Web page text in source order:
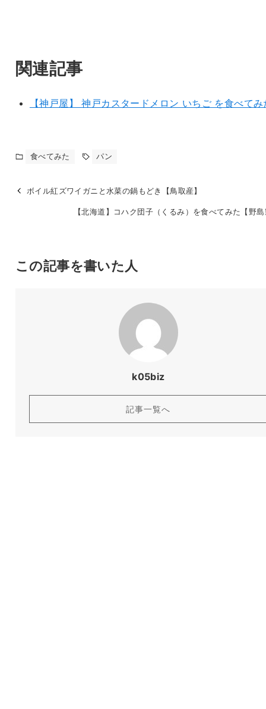
関連記事
【神戸屋】 神戸カスタードメロン いちご を食べてみ
食べてみた パン
ボイル紅ズワイガニと水菜の鍋もどき【鳥取産】
【北海道】コハク団子（くるみ）を食べてみた【野
この記事を書いた人
k05biz
記事一覧へ